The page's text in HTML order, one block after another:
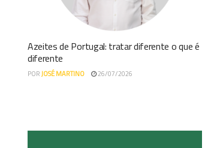
Azeites de Portugal: tratar diferente o que é
diferente
PORJOSÉ MARTINO 26/07/2026